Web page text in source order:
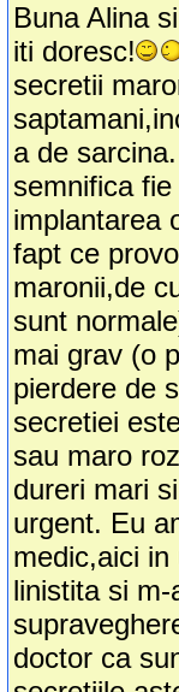
Buna Alina
iti doresc!
secretii
a de
semnifica
implantarea
fapt ce
maronii,de
sunt
mai grav (o
pierdere de
secretiei
sau maro
dureri mari
urgent. Eu
medic,aici
linistita si
doctor ca